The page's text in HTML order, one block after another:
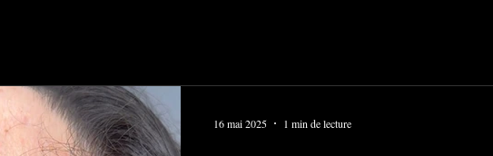
16 mai 2025 1 min de lecture